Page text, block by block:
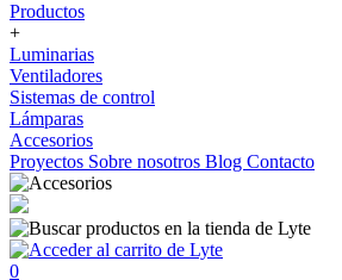
Productos
+
Luminarias
Ventiladores
Sistemas de control
Lámparas
Accesorios
Proyectos Sobre nosotros Blog Contacto
0